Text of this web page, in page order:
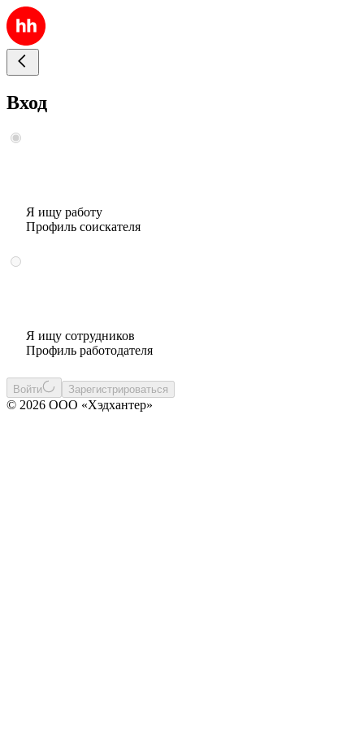
Вход
Я ищу работу
Профиль соискателя
Я ищу сотрудников
Профиль работодателя
Войти Зарегистрироваться
© 2026 ООО «Хэдхантер»